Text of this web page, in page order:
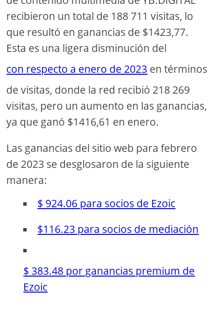
recibieron un total de 188 711 visitas, lo
que resultó en ganancias de $1423,77.
Esta es una ligera disminución del
con respecto a enero de 2023 en términos
de visitas, donde la red recibió 218 269
visitas, pero un aumento en las ganancias,
ya que ganó $1416,61 en enero.
Las ganancias del sitio web para febrero
de 2023 se desglosaron de la siguiente
manera:
$ 924.06 para socios de Ezoic
$116.23 para socios de mediación
$ 383.48 por ganancias premium de
Ezoic